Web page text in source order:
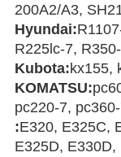
200A2/A3,
Hyundai:
R225lc-7,
Kubota:kx155,
KOMATSU:
pc220-7,
:E320, E325C,
E325D,